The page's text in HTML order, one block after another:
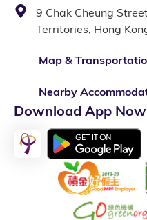
9 Chak Cheung
Territories, Hong
Map &
Nearby
Download App Now